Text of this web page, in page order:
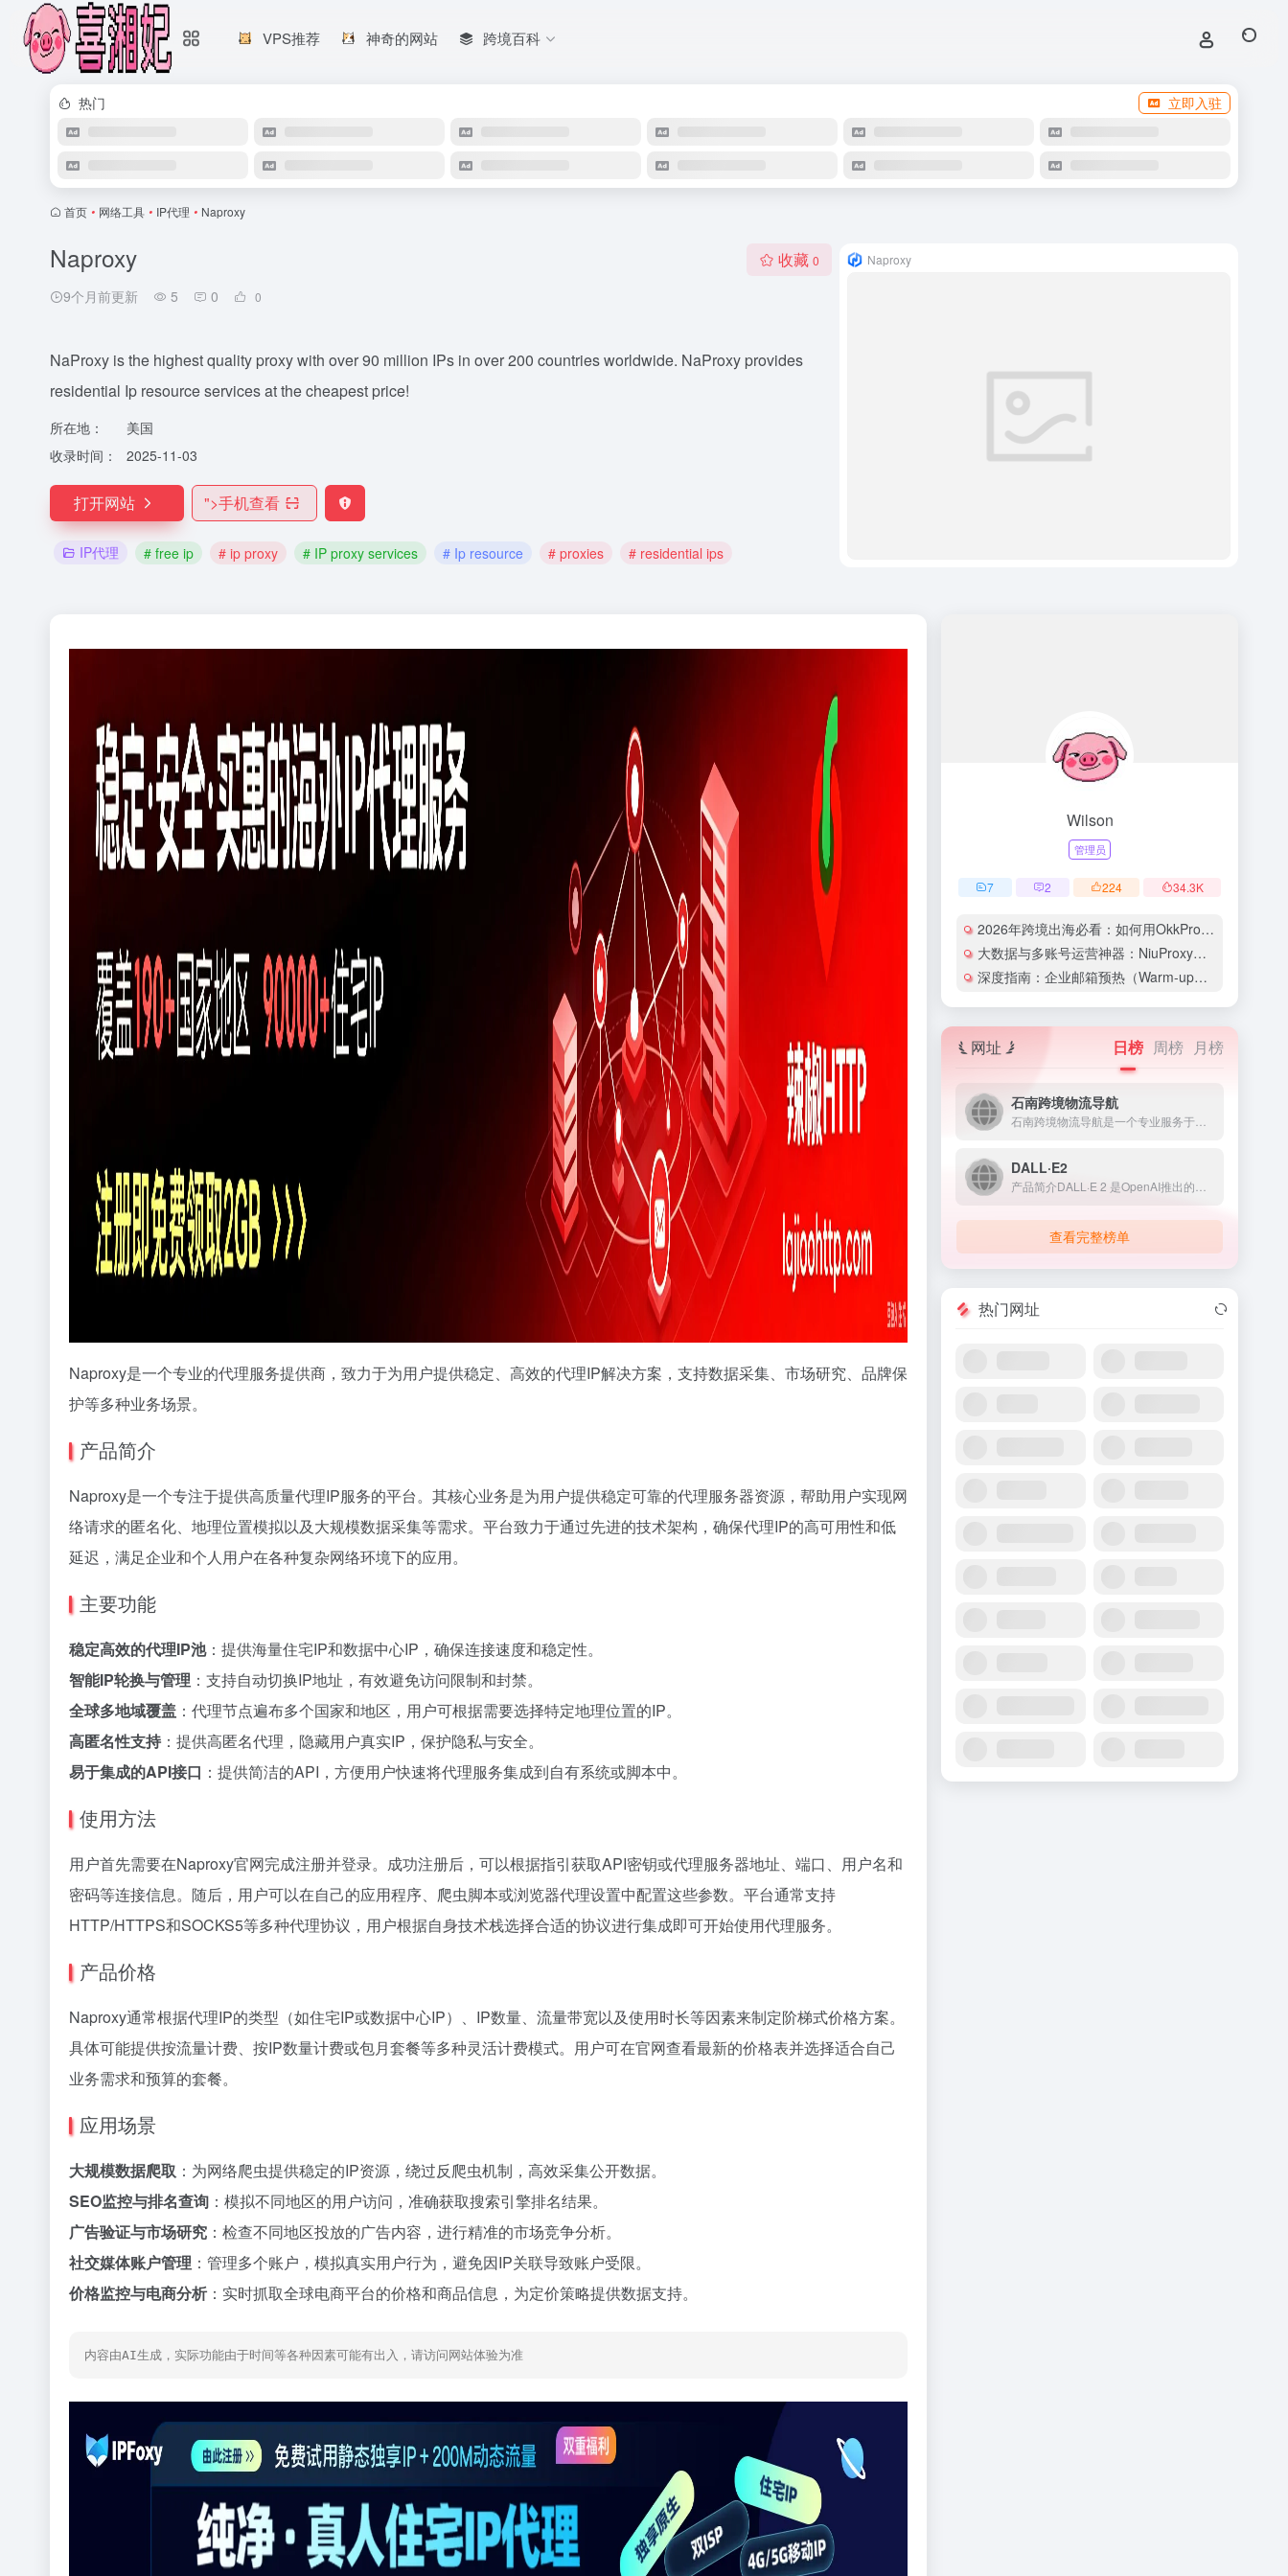
VPS推荐 神奇的网站 跨境百科
热门 立即入驻
首页 • 网络工具 • IP代理 • Naproxy
Naproxy
9个月前更新 5 0 0
收藏 0
NaProxy is the highest quality proxy with over 90 million IPs in over 200 countries worldwide. NaProxy provides
residential Ip resource services at the cheapest price!
所在地：
美国
收录时间：
2025-11-03
打开网站 ">手机查看
IP代理 # free ip # ip proxy # IP proxy services # Ip resource # proxies # residential ips
Naproxy
Naproxy是一个专业的代理服务提供商，致力于为用户提供稳定、高效的代理IP解决方案，支持数据采集、市场研究、品牌保
护等多种业务场景。
产品简介
Naproxy是一个专注于提供高质量代理IP服务的平台。其核心业务是为用户提供稳定可靠的代理服务器资源，帮助用户实现网
络请求的匿名化、地理位置模拟以及大规模数据采集等需求。平台致力于通过先进的技术架构，确保代理IP的高可用性和低
延迟，满足企业和个人用户在各种复杂网络环境下的应用。
主要功能
稳定高效的代理IP池：提供海量住宅IP和数据中心IP，确保连接速度和稳定性。
智能IP轮换与管理 ：支持自动切换IP地址，有效避免访问限制和封禁。
全球多地域覆盖 ：代理节点遍布多个国家和地区，用户可根据需要选择特定地理位置的IP。
高匿名性支持 ：提供高匿名代理，隐藏用户真实IP，保护隐私与安全。
易于集成的API接口 ：提供简洁的API，方便用户快速将代理服务集成到自有系统或脚本中。
使用方法
用户首先需要在Naproxy官网完成注册并登录。成功注册后，可以根据指引获取API密钥或代理服务器地址、端口、用户名和
密码等连接信息。随后，用户可以在自己的应用程序、爬虫脚本或浏览器代理设置中配置这些参数。平台通常支持
HTTP/HTTPS和SOCKS5等多种代理协议，用户根据自身技术栈选择合适的协议进行集成即可开始使用代理服务。
产品价格
Naproxy通常根据代理IP的类型（如住宅IP或数据中心IP）、IP数量、流量带宽以及使用时长等因素来制定阶梯式价格方案。
具体可能提供按流量计费、按IP数量计费或包月套餐等多种灵活计费模式。用户可在官网查看最新的价格表并选择适合自己
业务需求和预算的套餐。
应用场景
大规模数据爬取 ：为网络爬虫提供稳定的IP资源，绕过反爬虫机制，高效采集公开数据。
SEO监控与排名查询 ：模拟不同地区的用户访问，准确获取搜索引擎排名结果。
广告验证与市场研究 ：检查不同地区投放的广告内容，进行精准的市场竞争分析。
社交媒体账户管理 ：管理多个账户，模拟真实用户行为，避免因IP关联导致账户受限。
价格监控与电商分析 ：实时抓取全球电商平台的价格和商品信息，为定价策略提供数据支持。
内容由AI生成，实际功能由于时间等各种因素可能有出入，请访问网站体验为准
Wilson
管理员
7 2 224 34.3K
2026年跨境出海必看：如何用OkkProxy彻底解决网络延迟与IP被封难题？
大数据与多账号运营神器：NiuProxy助力跨境工作室业务高效爆单！
深度指南：企业邮箱预热（Warm-up）的详细技巧与实操策略（含配图）
网址 日榜 周榜 月榜
石南跨境物流导航
DALL·E2
查看完整榜单
热门网址